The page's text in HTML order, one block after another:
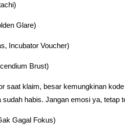
Glare)
Incubator Voucher)
Brust)
saat klaim, besar kemungkinan
habis. Jangan emosi ya, tetap
Gagal Fokus)